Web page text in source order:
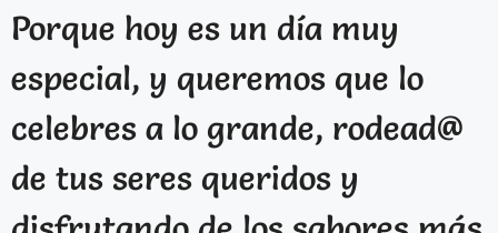
Porque hoy es un día muy
especial, y queremos que lo
celebres a lo grande, rodead@
de tus seres queridos y